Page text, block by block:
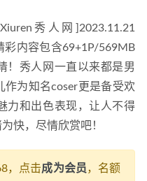
秀人网]2023.11.21
彩内容包含69+1P/569MB
！秀人网一直以来都是男
为知名coser更是备受欢
力和出色表现，让人不得
快，尽情欣赏吧！
，点击成为会员，名额